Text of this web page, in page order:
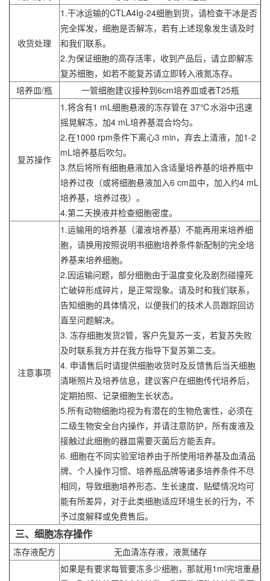
收货处理
1.干冰运输的CTLA4Ig-24细胞到货，请检查干冰是否
完全挥发，细胞是否解冻，若有上述现象发生请及时
和我们联系。
2.为保证细胞的高存活率，收到产品后，请立即解冻
复苏细胞，如若不能复苏请立即转入液氮冻存。
培养皿/瓶
一管细胞建议接种到6cm培养皿或者T25瓶
复苏操作
1.将含有1 mL细胞悬液的冻存管在 37℃水浴中迅速
摇晃解冻，加4 mL培养基混合均匀。
2.在1000 rpm条件下离心3 min，弃去上清液，加1-2
mL培养基后吹匀。
3.然后将所有细胞悬液加入含适量培养基的培养瓶中
培养过夜（或将细胞悬液加入6 cm皿中，加入约4 mL
培养基，培养过夜）。
4.第二天换液并检查细胞密度。
注意事项
1.运输用的培养基（灌液培养基）不能再用来培养细
胞，请换用按照说明书细胞培养条件新配制的完全培
养基来培养细胞。
2.因运输问题，部分细胞由于温度变化及剧烈碰撞死
亡破碎形成碎片，是正常现象。请及时和我们联系，
告知细胞的具体情况，以便我们的技术人员跟踪回访
直至问题解决。
3. 冻存细胞发货2管，客户先复苏一支，若复苏失败
及时联系我方并在我方指导下复苏第二支。
4. 申请售后时请提供细胞收货时及反馈售后当天细胞
清晰照片及培养信息，建议客户在细胞传代培养后，
定期拍照、记录细胞生长状态。
5.所有动物细胞均视为有潜在的生物危害性，必须在
二级生物安全台内操作，并请注意防护，所有废液及
接触过此细胞的器皿需要灭菌后方能丢弃。
6. 细胞在不同实验室培养由于所使用培养基及血清品
牌、个人操作习惯、培养瓶品牌等诸多培养条件不尽
相同，导致细胞培养形态、生长速度、贴壁情况均可
能有所差异，对于此类细胞适应环境生长的行为，不
予过度解释或免费售后。
三、细胞冻存操作
冻存液配方 无血清冻存液，液氮储存
如果是有要求每管要冻多少细胞，那就用1ml完培重悬